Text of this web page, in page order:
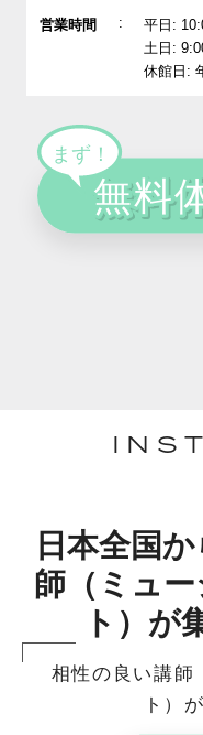
営業時間 :
平日:
土日:
休館日:
日本全国
師（ミュ
ト）が
相性の良い講師
ト）